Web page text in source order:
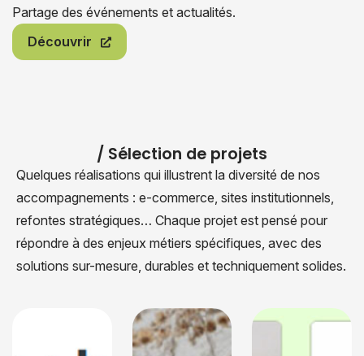
Partage des événements et actualités.
Découvrir
/ Sélection de projets
Quelques réalisations qui illustrent la diversité de nos
accompagnements : e-commerce, sites institutionnels,
refontes stratégiques… Chaque projet est pensé pour
répondre à des enjeux métiers spécifiques, avec des
solutions sur-mesure, durables et techniquement solides.